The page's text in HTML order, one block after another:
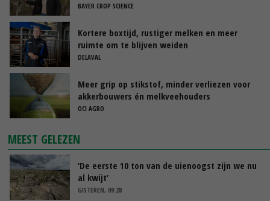
BAYER CROP SCIENCE
Kortere boxtijd, rustiger melken en meer
ruimte om te blijven weiden
DELAVAL
Meer grip op stikstof, minder verliezen voor
akkerbouwers én melkveehouders
OCI AGRO
MEEST GELEZEN
‘De eerste 10 ton van de uienoogst zijn we nu
al kwijt’
GISTEREN, 09:28